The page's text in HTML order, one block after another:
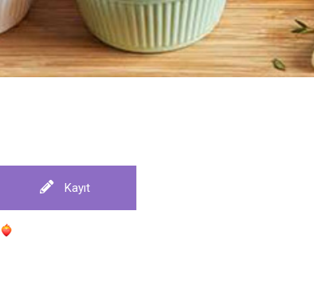
Kayıt